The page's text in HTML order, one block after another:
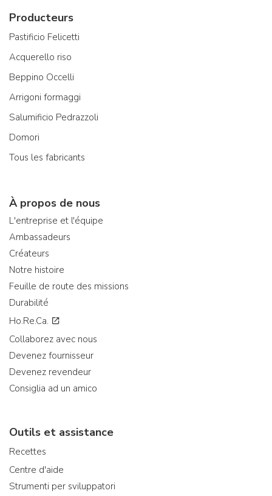
Producteurs
Pastificio Felicetti
Acquerello riso
Beppino Occelli
Arrigoni formaggi
Salumificio Pedrazzoli
Domori
Tous les fabricants
À propos de nous
L'entreprise et l'équipe
Ambassadeurs
Créateurs
Notre histoire
Feuille de route des missions
Durabilité
Ho.Re.Ca.
Collaborez avec nous
Devenez fournisseur
Devenez revendeur
Consiglia ad un amico
Outils et assistance
Recettes
Centre d'aide
Strumenti per sviluppatori